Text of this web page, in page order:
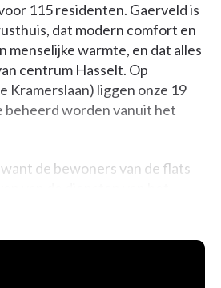
115 residenten. Gaerveld is
dat modern comfort en
menselijke warmte, en dat alles
centrum Hasselt. Op
Kramerslaan) liggen onze 19
beheerd worden vanuit het
de bewoners van de flats
er deelnemen aan de
u uw medebewoners leren